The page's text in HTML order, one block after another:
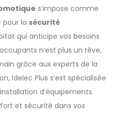
s’impose comme
la sécurité
qui anticipe vos besoins
n’est plus un rêve,
grâce aux experts de la
Idelec Plus s’est spécialisée
d’équipements
et sécurité dans vos